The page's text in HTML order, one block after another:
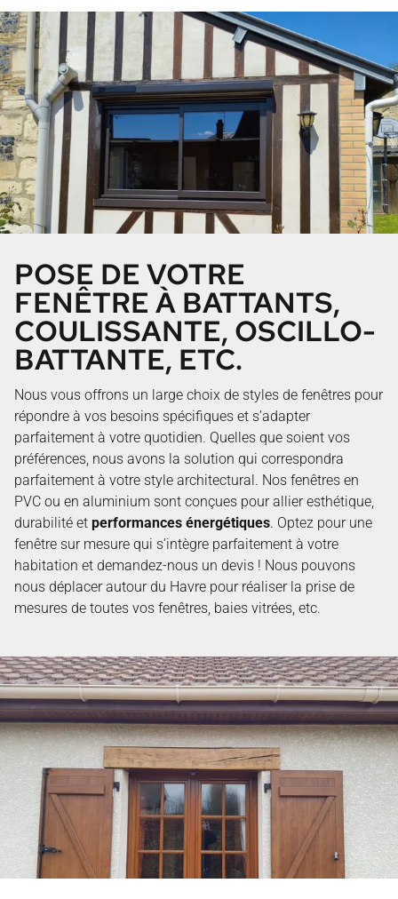
POSE DE VOTRE
FENÊTRE À BATTANTS,
COULISSANTE, OSCILLO-
BATTANTE, ETC.
Nous vous offrons un large choix de styles de fenêtres pour
répondre à vos besoins spécifiques et s’adapter
parfaitement à votre quotidien. Quelles que soient vos
préférences, nous avons la solution qui correspondra
parfaitement à votre style architectural. Nos fenêtres en
PVC ou en aluminium sont conçues pour allier esthétique,
durabilité et performances énergétiques. Optez pour une
fenêtre sur mesure qui s’intègre parfaitement à votre
habitation et demandez-nous un devis ! Nous pouvons
nous déplacer autour du Havre pour réaliser la prise de
mesures de toutes vos fenêtres, baies vitrées, etc.